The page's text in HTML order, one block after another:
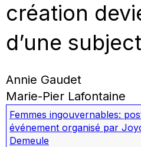
création
d’une
Annie Gaudet
Marie-Pier Lafontaine
Femmes ingouvernables:
événement organisé par
Demeule